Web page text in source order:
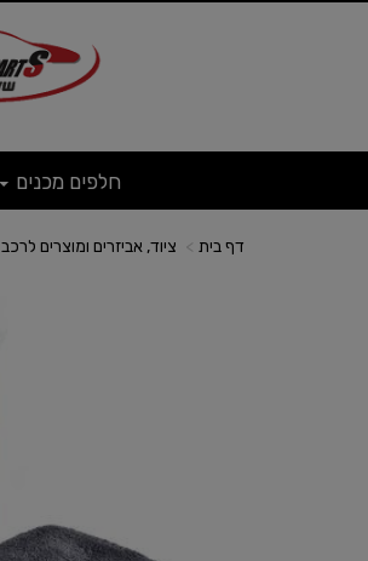
חלפים מכנים
דף בית ציוד, אביזרים ומוצרים לרכב